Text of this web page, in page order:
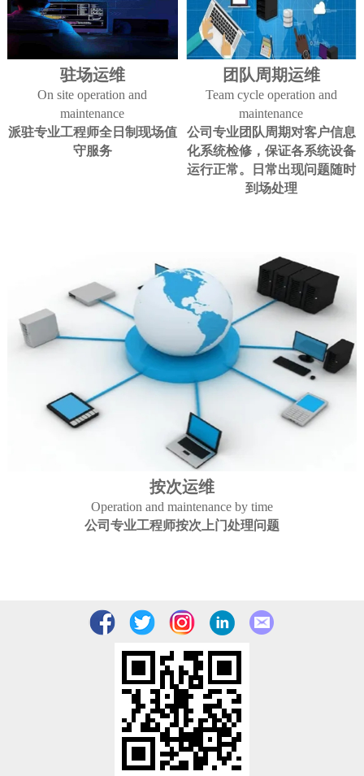
驻场运维
On site operation and
maintenance
派驻专业工程师全日制现场值
守服务
团队周期运维
Team cycle operation and
maintenance
公司专业团队周期对客户信息
化系统检修，保证各系统设备
运行正常。日常出现问题随时
到场处理
按次运维
Operation and maintenance by time
公司专业工程师按次上门处理问题